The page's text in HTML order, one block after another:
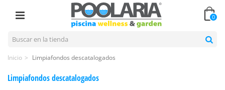
0
Inicio > Limpiafondos descatalogados
Limpiafondos descatalogados